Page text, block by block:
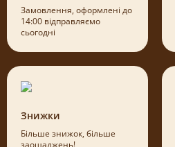
Замовлення, оформлені до
14:00 відправляємо
сьогодні
Знижки
Більше знижок, більше
заощаджень!